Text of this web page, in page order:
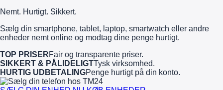
Nemt. Hurtigt. Sikkert.
Sælg din smartphone, tablet, laptop, smartwatch eller andre
enheder nemt online og modtag dine penge hurtigt.
TOP PRISERFair og transparente priser.
SIKKERT & PÅLIDELIGTTysk virksomhed.
HURTIG UDBETALINGPenge hurtigt på din konto.